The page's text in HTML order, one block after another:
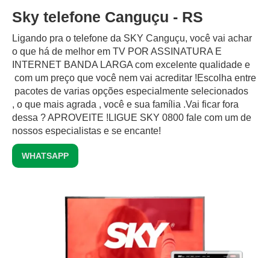
Sky telefone Canguçu - RS
Ligando pra o telefone da SKY Canguçu, você vai achar
o que há de melhor em TV POR ASSINATURA E
INTERNET BANDA LARGA com excelente qualidade e
com um preço que você nem vai acreditar !Escolha entre
pacotes de varias opções especialmente selecionados
, o que mais agrada , você e sua família .Vai ficar fora
dessa ? APROVEITE !LIGUE SKY 0800 fale com um de
nossos especialistas e se encante!
WHATSAPP